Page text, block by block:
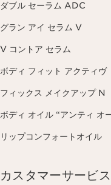
ダブル セーラム ADC
グラン アイ セラム V
V コントア セラム
ボディ フィット アクティヴ
フィックス メイクアップ N
ボディ オイル “アンティ オ
リップコンフォートオイル
カスタマーサービ